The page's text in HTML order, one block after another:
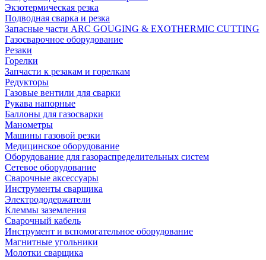
Экзотермическая резка
Подводная сварка и резка
Запасные части ARC GOUGING & EXOTHERMIC CUTTING
Газосварочное оборудование
Резаки
Горелки
Запчасти к резакам и горелкам
Редукторы
Газовые вентили для сварки
Рукава напорные
Баллоны для газосварки
Манометры
Машины газовой резки
Медицинское оборудование
Оборудование для газораспределительных систем
Сетевое оборудование
Сварочные аксессуары
Инструменты сварщика
Электрододержатели
Клеммы заземления
Сварочный кабель
Инструмент и вспомогательное оборудование
Магнитные угольники
Молотки сварщика